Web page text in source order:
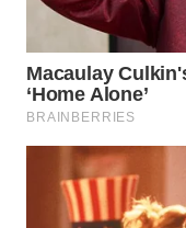
INDRAMAYU
WN
KUNINGAN
WN
MAJALENGKA